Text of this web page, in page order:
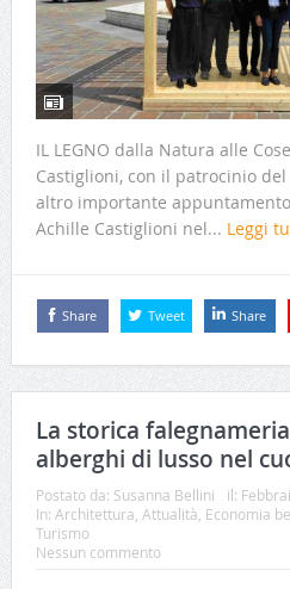
IL LEGNO dalla Natura alle
Castiglioni, con il patrocinio
altro importante
Achille Castiglioni nel... Leggi
Share Tweet Share
La storica
alberghi di lusso nel
Postato da: Susanna Bellini il:
In: Architettura Attualità Economia
Turismo
Nessun commento